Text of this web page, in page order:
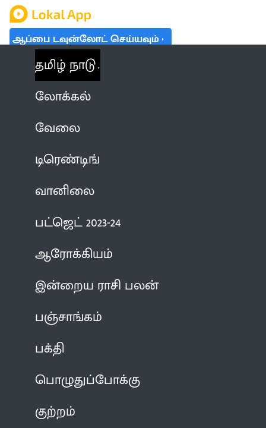
ஆப்பை டவுன்லோட் செய்யவும்
தமிழ் நாடு
லோக்கல்
வேலை
டிரெண்டிங்
வானிலை
பட்ஜெட் 2023-24
ஆரோக்கியம்
இன்றைய ராசி பலன்
பஞ்சாங்கம்
பக்தி
பொழுதுப்போக்கு
குற்றம்